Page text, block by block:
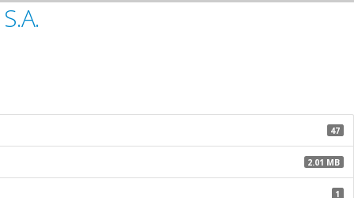
47
2.01 MB
1